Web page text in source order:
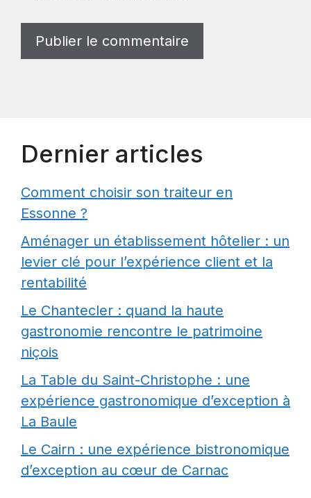
Dernier articles
Comment choisir son traiteur en
Essonne ?
Aménager un établissement hôtelier : un
levier clé pour l’expérience client et la
rentabilité
Le Chantecler : quand la haute
gastronomie rencontre le patrimoine
niçois
La Table du Saint-Christophe : une
expérience gastronomique d’exception à
La Baule
Le Cairn : une expérience bistronomique
d’exception au cœur de Carnac